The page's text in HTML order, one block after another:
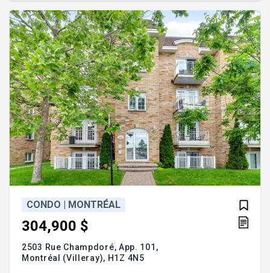
métro (ligne bleue), des épiceries et du parc
François-Perrault avec les espaces v
CONDO | MONTRÉAL
304,900 $
2503 Rue Champdoré, App. 101,
Montréal (Villeray), H1Z 4N5